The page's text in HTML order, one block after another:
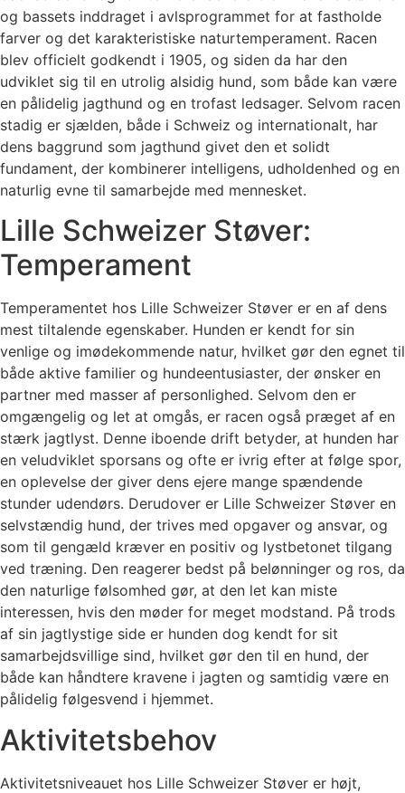
og bassets inddraget i avlsprogrammet for at fastholde
farver og det karakteristiske naturtemperament. Racen
blev officielt godkendt i 1905, og siden da har den
udviklet sig til en utrolig alsidig hund, som både kan være
en pålidelig jagthund og en trofast ledsager. Selvom racen
stadig er sjælden, både i Schweiz og internationalt, har
dens baggrund som jagthund givet den et solidt
fundament, der kombinerer intelligens, udholdenhed og en
naturlig evne til samarbejde med mennesket.
Lille Schweizer Støver:
Temperament
Temperamentet hos Lille Schweizer Støver er en af dens
mest tiltalende egenskaber. Hunden er kendt for sin
venlige og imødekommende natur, hvilket gør den egnet til
både aktive familier og hundeentusiaster, der ønsker en
partner med masser af personlighed. Selvom den er
omgængelig og let at omgås, er racen også præget af en
stærk jagtlyst. Denne iboende drift betyder, at hunden har
en veludviklet sporsans og ofte er ivrig efter at følge spor,
en oplevelse der giver dens ejere mange spændende
stunder udendørs. Derudover er Lille Schweizer Støver en
selvstændig hund, der trives med opgaver og ansvar, og
som til gengæld kræver en positiv og lystbetonet tilgang
ved træning. Den reagerer bedst på belønninger og ros, da
den naturlige følsomhed gør, at den let kan miste
interessen, hvis den møder for meget modstand. På trods
af sin jagtlystige side er hunden dog kendt for sit
samarbejdsvillige sind, hvilket gør den til en hund, der
både kan håndtere kravene i jagten og samtidig være en
pålidelig følgesvend i hjemmet.
Aktivitetsbehov
Aktivitetsniveauet hos Lille Schweizer Støver er højt,